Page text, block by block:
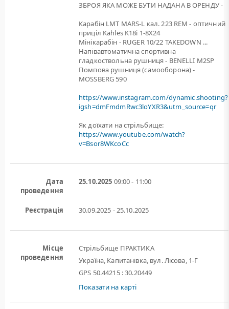
ЗБРОЯ ЯКА МОЖЕ БУТИ НАДАНА В ОРЕНДУ -
Карабін LMT MARS-L кал. 223 REM - оптичний
приціл Kahles K18i 1-8X24
Мінікарабін - RUGER 10/22 TAKEDOWN ...
Напівавтоматична спортивна
гладкоствольна рушниця - BENELLI M2SP
Помпова рушниця (самооборона) -
MOSSBERG 590
https://www.instagram.com/dynamic.shooting?
igsh=dmFmdmRwc3loYXR3&utm_source=qr
Як доїхати на стрільбище:
https://www.youtube.com/watch?
v=Bsor8WKcoCc
Дата
проведення
25.10.2025 09:00 - 11:00
Реєстрація 30.09.2025 - 25.10.2025
Місце
проведення
Стрільбище ПРАКТИКА
Україна, Капитанівка, вул. Лісова, 1-Г
GPS 50.44215 : 30.20449
Показати на карті